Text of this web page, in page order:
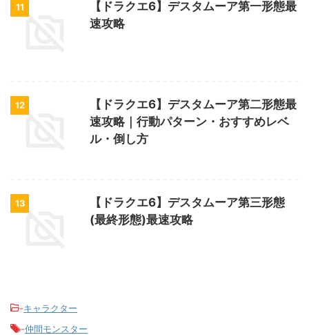
11
【ドラクエ6】デスタムーア第一形態最
速攻略
12
【ドラクエ6】デスタムーア第二形態最
速攻略｜行動パターン・おすすめレベ
ル・倒し方
13
【ドラクエ6】デスタムーア第三形態
(最終形態)最速攻略
-キャラクター
-仲間モンスター